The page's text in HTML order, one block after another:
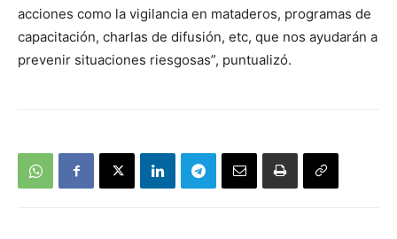
acciones como la vigilancia en mataderos, programas de
capacitación, charlas de difusión, etc, que nos ayudarán a
prevenir situaciones riesgosas”, puntualizó.